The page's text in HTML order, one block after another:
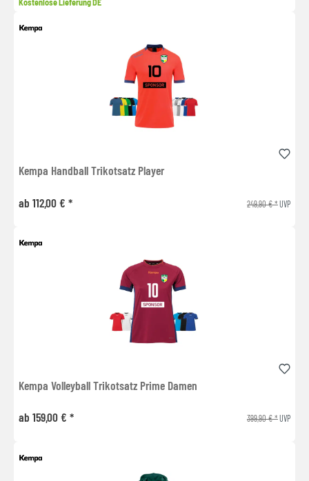
Kempa Handball Trikotsatz Player
ab 112,00 € * 249,90 € *UVP
Kempa Volleyball Trikotsatz Prime Damen
ab 159,00 € * 399,90 € *UVP